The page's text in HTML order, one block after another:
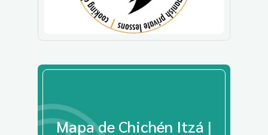
Mapa de Chichén Itzá |